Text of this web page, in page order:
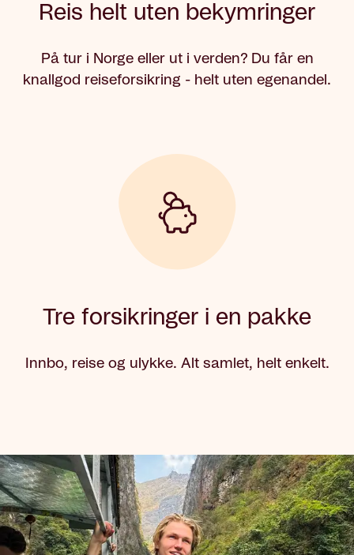
Reis helt uten bekymringer
På tur i Norge eller ut i verden? Du får en
knallgod reiseforsikring - helt uten egenandel.
Tre forsikringer i en pakke
Innbo, reise og ulykke. Alt samlet, helt enkelt.